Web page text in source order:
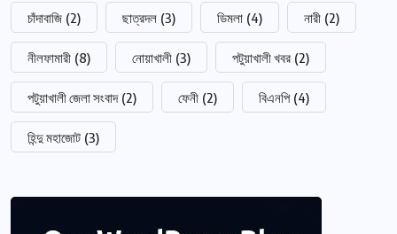
চাঁদাবাজি (2) ছাত্রদল (3) ডিমলা (4) নারী (2)
নীলফামারী (8) নোয়াখালী (3) পটুয়াখালী খবর (2)
পটুয়াখালী জেলা সংবাদ (2) ফেনী (2) বিএনপি (4)
হিন্দু মহাজোট (3)